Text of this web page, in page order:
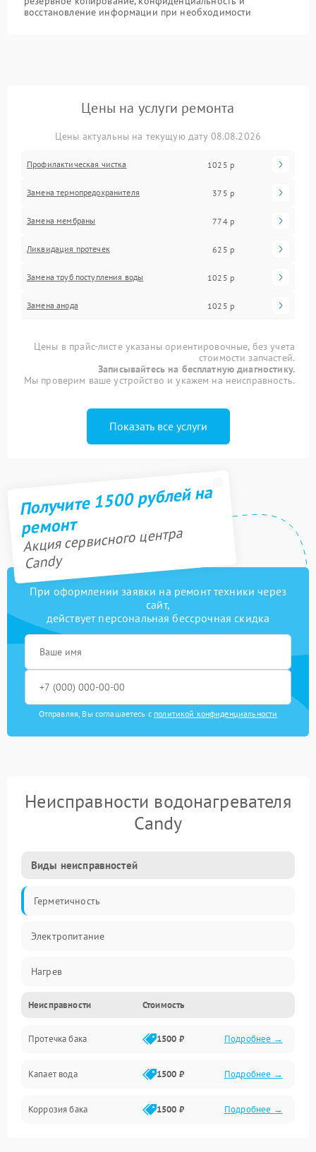
восстановление информации при необходимости
Цены на услуги ремонта
Цены актуальны на текущую дату 08.08.2026
Профилактическая чистка 1025 р
Замена термопредохранителя 375 р
Замена мембраны 774 р
Ликвидация протечек 625 р
Замена труб поступления воды 1025 р
Замена анода 1025 р
Цены в прайс-листе указаны ориентировочные, без учета
стоимости запчастей.
Записывайтесь на бесплатную диагностику.
Мы проверим ваше устройство и укажем на неисправность.
Показать все услуги
Получите 1500 рублей на
ремонт
Акция сервисного центра
Candy
При оформлении заявки на ремонт техники через
сайт,
действует персональная бессрочная скидка
Отправляя, Вы соглашаетесь с политикой конфиденциальности
Неисправности водонагревателя
Candy
Виды неисправностей
Герметичность
Электропитание
Нагрев
Датчики
Механика
Неисправности Стоимость
Протечка бака 1500 ₽ Подробнее →
Капает вода 1500 ₽ Подробнее →
Коррозия бака 1500 ₽ Подробнее →